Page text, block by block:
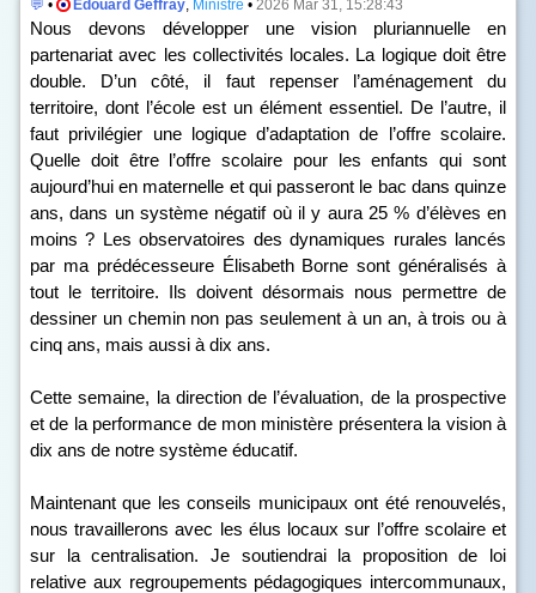
💬 • Édouard Geffray, Ministre • 2026 Mar 31, 15:28:43
Nous devons développer une vision pluriannuelle en
partenariat avec les collectivités locales. La logique doit être
double. D’un côté, il faut repenser l’aménagement du
territoire, dont l’école est un élément essentiel. De l’autre, il
faut privilégier une logique d’adaptation de l’offre scolaire.
Quelle doit être l’offre scolaire pour les enfants qui sont
aujourd’hui en maternelle et qui passeront le bac dans quinze
ans, dans un système négatif où il y aura 25 % d’élèves en
moins ? Les observatoires des dynamiques rurales lancés
par ma prédécesseure Élisabeth Borne sont généralisés à
tout le territoire. Ils doivent désormais nous permettre de
dessiner un chemin non pas seulement à un an, à trois ou à
cinq ans, mais aussi à dix ans.
Cette semaine, la direction de l’évaluation, de la prospective
et de la performance de mon ministère présentera la vision à
dix ans de notre système éducatif.
Maintenant que les conseils municipaux ont été renouvelés,
nous travaillerons avec les élus locaux sur l’offre scolaire et
sur la centralisation. Je soutiendrai la proposition de loi
relative aux regroupements pédagogiques intercommunaux,